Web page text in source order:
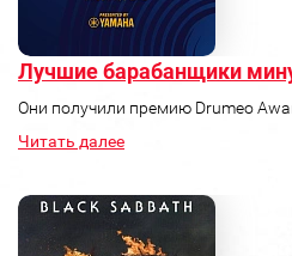
Лучшие барабанщики
Они получили премию Drumeo
Читать далее